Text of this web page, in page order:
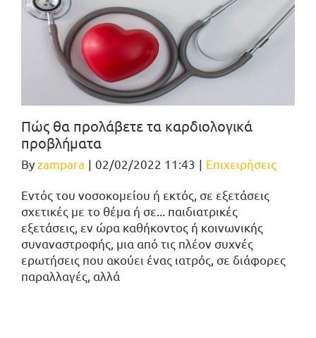
Πώς θα προλάβετε τα καρδιολογικά
προβλήματα
Byzampara | 02/02/2022 11:43 | Επιχειρήσεις
Εντός του νοσοκομείου ή εκτός, σε εξετάσεις
σχετικές με το θέμα ή σε... παιδιατρικές
εξετάσεις, εν ώρα καθήκοντος ή κοινωνικής
συναναστροφής, μια από τις πλέον συχνές
ερωτήσεις που ακούει ένας ιατρός, σε διάφορες
παραλλαγές, αλλά